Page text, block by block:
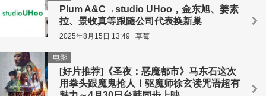
Plum A&C→studio UHoo，金东旭、姜素
拉、景收真等跟随公司代表换新巢
2025年8月15日 13:49 草莓
[好片推荐]《圣夜：恶魔都市》马东石这次
用拳头跟魔鬼抢人！驱魔师徐玄读咒语超有
电影